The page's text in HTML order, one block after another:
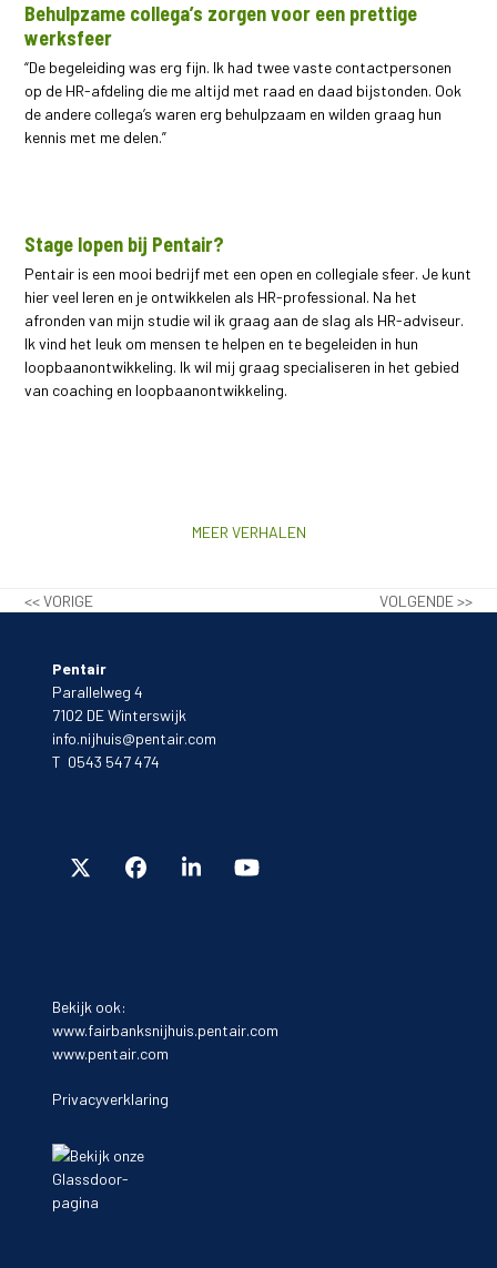
Behulpzame collega’s zorgen voor een prettige
werksfeer
“De begeleiding was erg fijn. Ik had twee vaste contactpersonen
op de HR-afdeling die me altijd met raad en daad bijstonden. Ook
de andere collega’s waren erg behulpzaam en wilden graag hun
kennis met me delen.”
Stage lopen bij Pentair?
Pentair is een mooi bedrijf met een open en collegiale sfeer. Je kunt
hier veel leren en je ontwikkelen als HR-professional. Na het
afronden van mijn studie wil ik graag aan de slag als HR-adviseur.
Ik vind het leuk om mensen te helpen en te begeleiden in hun
loopbaanontwikkeling. Ik wil mij graag specialiseren in het gebied
van coaching en loopbaanontwikkeling.
MEER VERHALEN
<< VORIGE VOLGENDE >>
Pentair
Parallelweg 4
7102 DE Winterswijk
info.nijhuis@pentair.com
T 0543 547 474
Bekijk ook:
www.fairbanksnijhuis.pentair.com
www.pentair.com
Privacyverklaring